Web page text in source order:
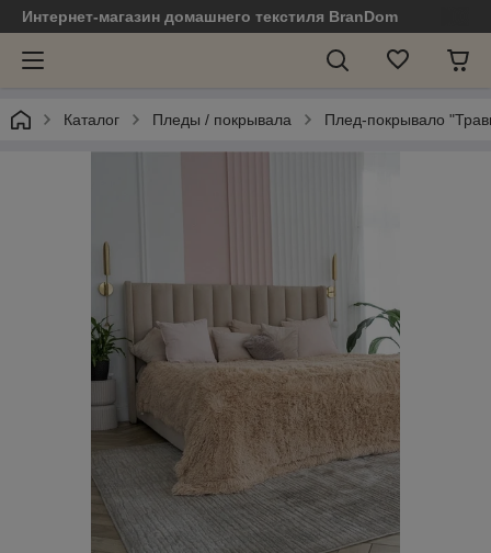
Интернет-магазин домашнего текстиля BranDom
Каталог Пледы / покрывала Плед-покрывало